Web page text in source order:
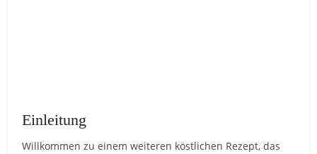
Einleitung
Willkommen zu einem weiteren köstlichen Rezept, das